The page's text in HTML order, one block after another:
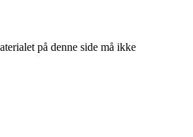
på denne side må ikke